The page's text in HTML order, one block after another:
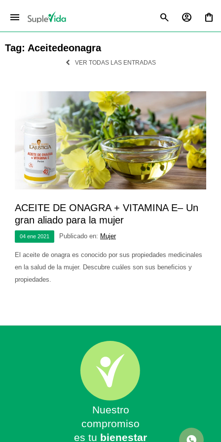
menu
Tag: Aceitedeonagra
VER TODAS LAS ENTRADAS
ACEITE DE ONAGRA + VITAMINA E– Un
gran aliado para la mujer
04 ene 2021 Publicado en: Mujer
El aceite de onagra es conocido por sus propiedades medicinales
en la salud de la mujer. Descubre cuáles son sus beneficios y
propiedades.
Nuestro
compromiso
es tu bienestar